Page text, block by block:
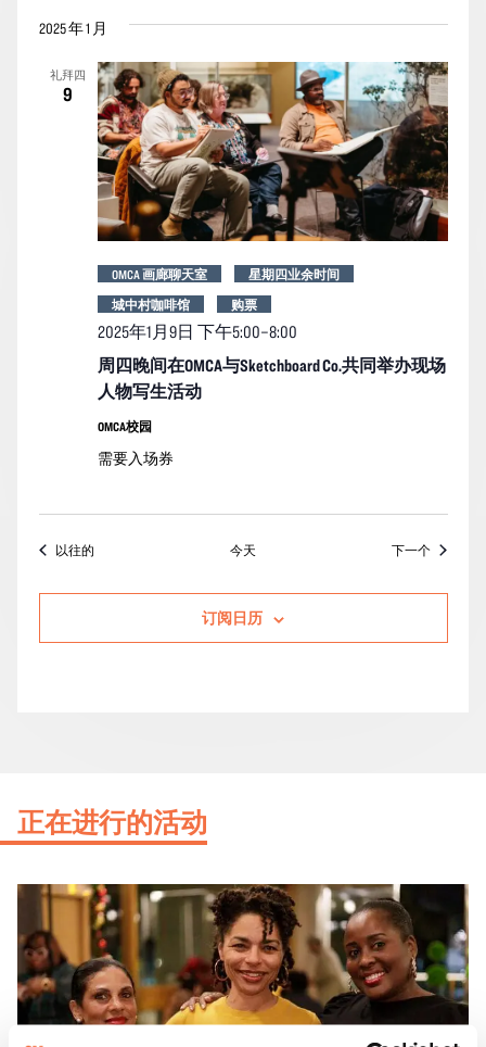
2025 年 1 月
礼拜四
9
周四晚间在OMCA与Sketchboard Co.共同举办现场
人物写生活动
2025年1月9日 下午5:00–8:00
OMCA 画廊聊天室
星期四业余时间
城中村咖啡馆
购票
OMCA校园
需要入场券
以往的活动 今天 下一个活动
订阅日历
正在进行的活动